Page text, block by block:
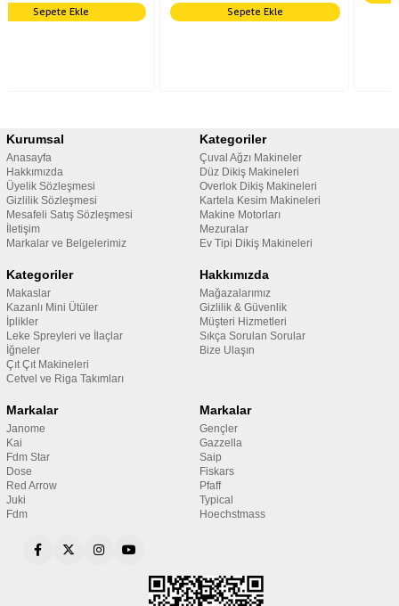
Sepete Ekle
Kurumsal
Anasayfa
Hakkımızda
Üyelik Sözleşmesi
Gizlilik Sözleşmesi
Mesafeli Satış Sözleşmesi
İletişim
Markalar ve Belgelerimiz
Kategoriler
Çuval Ağzı Makineler
Düz Dikiş Makineleri
Overlok Dikiş Makineleri
Kartela Kesim Makineleri
Makine Motorları
Mezuralar
Ev Tipi Dikiş Makineleri
Kategoriler
Makaslar
Kazanlı Mini Ütüler
İplikler
Leke Spreyleri ve İlaçlar
İğneler
Çıt Çıt Makineleri
Cetvel ve Riga Takımları
Hakkımızda
Mağazalarımız
Gizlilik & Güvenlik
Müşteri Hizmetleri
Sıkça Sorulan Sorular
Bize Ulaşın
Markalar
Janome
Kai
Fdm Star
Dose
Red Arrow
Juki
Fdm
Markalar
Gençler
Gazzella
Saip
Fiskars
Pfaff
Typical
Hoechstmass